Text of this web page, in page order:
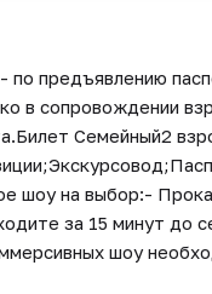
по предъявлению
в сопровождении
Семейный2
шоу на выбор:-
за 15 минут до
шоу